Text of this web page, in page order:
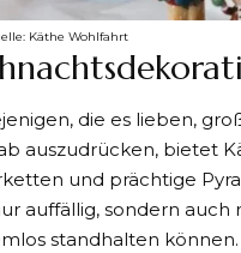
Käthe Wohlfahrt
die es lieben,
auszudrücken, bietet
und prächtige
auffällig, sondern
standhalten können.